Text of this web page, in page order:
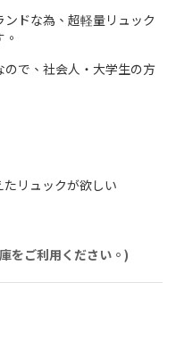
ドな為、超軽量リュック
で、社会人・大学生の方
リュックが欲しい
をご利用ください。)